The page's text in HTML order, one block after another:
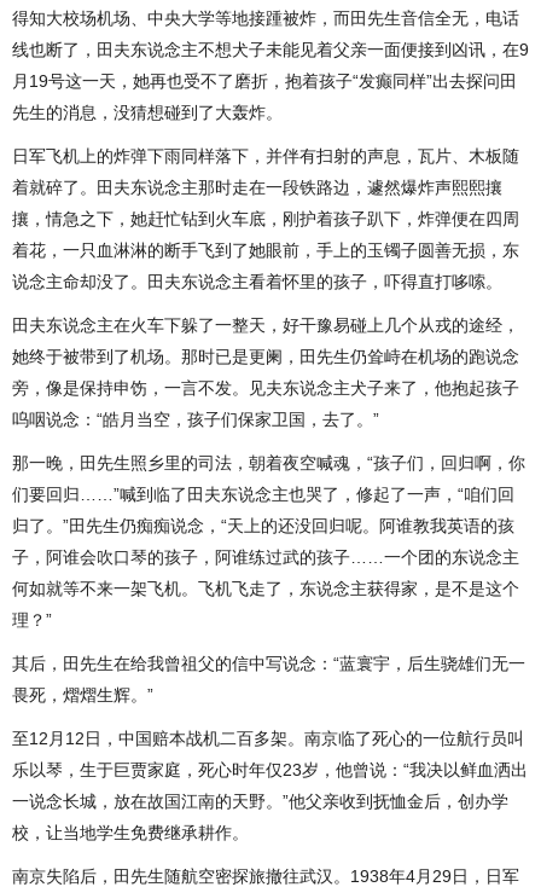
得知大校场机场、中央大学等地接踵被炸，而田先生音信全无，电话
线也断了，田夫东说念主不想犬子未能见着父亲一面便接到凶讯，在9
月19号这一天，她再也受不了磨折，抱着孩子“发癫同样”出去探问田
先生的消息，没猜想碰到了大轰炸。
日军飞机上的炸弹下雨同样落下，并伴有扫射的声息，瓦片、木板随
着就碎了。田夫东说念主那时走在一段铁路边，遽然爆炸声熙熙攘
攘，情急之下，她赶忙钻到火车底，刚护着孩子趴下，炸弹便在四周
着花，一只血淋淋的断手飞到了她眼前，手上的玉镯子圆善无损，东
说念主命却没了。田夫东说念主看着怀里的孩子，吓得直打哆嗦。
田夫东说念主在火车下躲了一整天，好干豫易碰上几个从戎的途经，
她终于被带到了机场。那时已是更阑，田先生仍耸峙在机场的跑说念
旁，像是保持申饬，一言不发。见夫东说念主犬子来了，他抱起孩子
呜咽说念：“皓月当空，孩子们保家卫国，去了。”
那一晚，田先生照乡里的司法，朝着夜空喊魂，“孩子们，回归啊，你
们要回归……”喊到临了田夫东说念主也哭了，修起了一声，“咱们回
归了。”田先生仍痴痴说念，“天上的还没回归呢。阿谁教我英语的孩
子，阿谁会吹口琴的孩子，阿谁练过武的孩子……一个团的东说念主
何如就等不来一架飞机。飞机飞走了，东说念主获得家，是不是这个
理？”
其后，田先生在给我曾祖父的信中写说念：“蓝寰宇，后生骁雄们无一
畏死，熠熠生辉。”
至12月12日，中国赔本战机二百多架。南京临了死心的一位航行员叫
乐以琴，生于巨贾家庭，死心时年仅23岁，他曾说：“我决以鲜血洒出
一说念长城，放在故国江南的天野。”他父亲收到抚恤金后，创办学
校，让当地学生免费继承耕作。
南京失陷后，田先生随航空密探旅撤往武汉。1938年4月29日，日军